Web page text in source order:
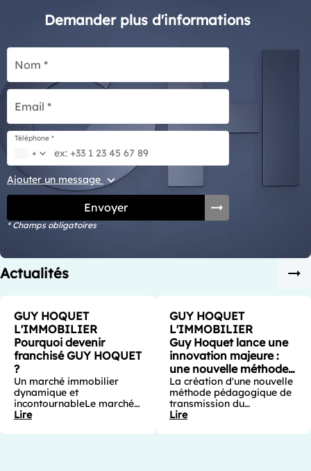
Demander plus d'informations
Nom *
Email *
+
Téléphone *
Ajouter un message
* Champs obligatoires
Envoyer
Actualités
GUY HOQUET
L'IMMOBILIER
Pourquoi devenir
franchisé GUY HOQUET
?
Un marché immobilier
dynamique et
incontournableLe marché
de l'immobilier est un
Lire
GUY HOQUET
L'IMMOBILIER
Guy Hoquet lance une
innovation majeure :
une nouvelle méthode
pédagogique propulsée
par l'intelligence
articificielle
La création d'une nouvelle
méthode pédagogique de
transmission du
savoirC’est un choix
Lire